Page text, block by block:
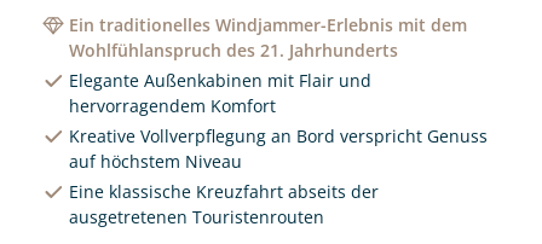
Ein traditionelles Windjammer-Erlebnis mit dem
Wohlfühlanspruch des 21. Jahrhunderts
Elegante Außenkabinen mit Flair und
hervorragendem Komfort
Kreative Vollverpflegung an Bord verspricht Genuss
auf höchstem Niveau
Eine klassische Kreuzfahrt abseits der
ausgetretenen Touristenrouten